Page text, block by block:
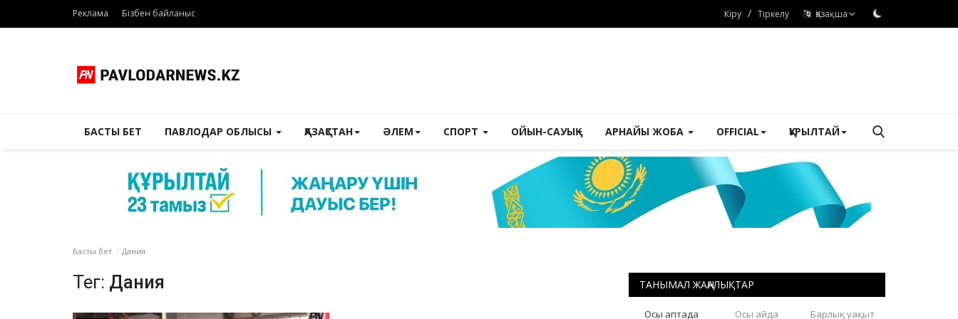
Реклама Бізбен байланыс Кіру / Тіркелу Қазақша
БАСТЫ БЕТ ПАВЛОДАР ОБЛЫСЫ ҚАЗАҚСТАН ӘЛЕМ СПОРТ ОЙЫН-САУЫҚ АРНАЙЫ ЖОБА OFFICIAL ҚҰРЫЛТАЙ
Басты бет Дания
Тег: Дания ТАНЫМАЛ ЖАҢАЛЫҚТАР
Осы аптада Осы айда Барлық уақыт